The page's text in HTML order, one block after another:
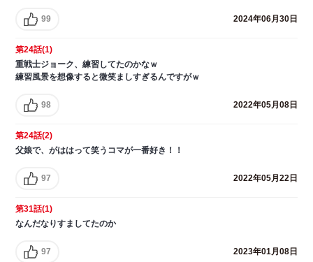
99 2024年06月30日
第24話(1)
重戦士ジョーク、練習してたのかなｗ
練習風景を想像すると微笑ましすぎるんですがｗ
98 2022年05月08日
第24話(2)
父娘で、がははって笑うコマが一番好き！！
97 2022年05月22日
第31話(1)
なんだなりすましてたのか
97 2023年01月08日